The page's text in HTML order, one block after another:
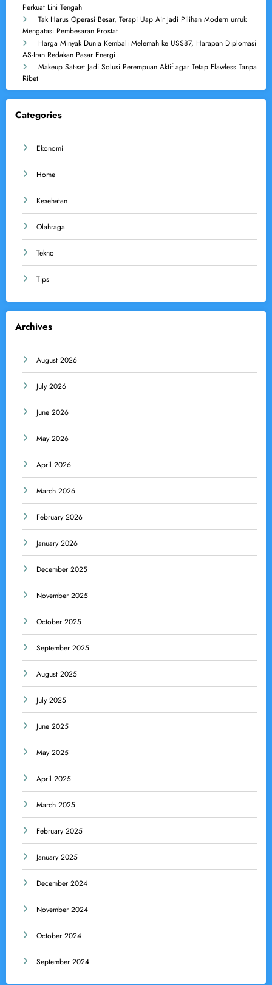
Perkuat Lini Tengah
Tak Harus Operasi Besar, Terapi Uap Air Jadi Pilihan Modern untuk
Mengatasi Pembesaran Prostat
Harga Minyak Dunia Kembali Melemah ke US$87, Harapan Diplomasi
AS-Iran Redakan Pasar Energi
Makeup Sat-set Jadi Solusi Perempuan Aktif agar Tetap Flawless Tanpa
Ribet
Categories
Ekonomi
Home
Kesehatan
Olahraga
Tekno
Tips
Archives
August 2026
July 2026
June 2026
May 2026
April 2026
March 2026
February 2026
January 2026
December 2025
November 2025
October 2025
September 2025
August 2025
July 2025
June 2025
May 2025
April 2025
March 2025
February 2025
January 2025
December 2024
November 2024
October 2024
September 2024